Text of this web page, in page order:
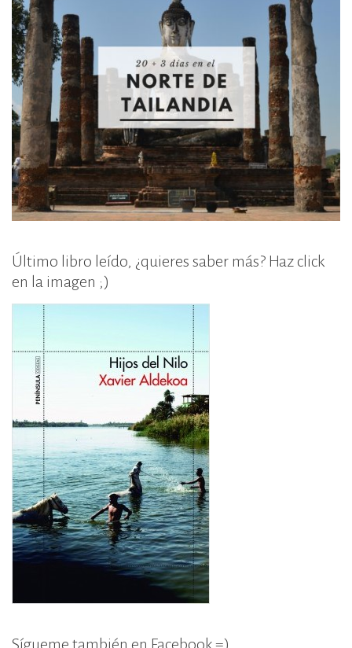
Último libro leído, ¿quieres saber más? Haz click
en la imagen ;)
Sígueme también en Facebook =)